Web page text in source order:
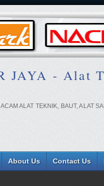
JAYA - Alat
ALAT TEKNIK, BAUT, ALAT
About Us Contact Us